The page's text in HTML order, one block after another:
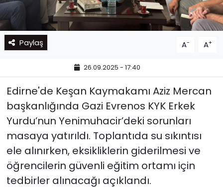
Paylaş A- A+
26.09.2025 - 17:40
Edirne'de Keşan Kaymakamı Aziz Mercan
başkanlığında Gazi Evrenos KYK Erkek
Yurdu’nun Yenimuhacir’deki sorunları
masaya yatırıldı. Toplantıda su sıkıntısı
ele alınırken, eksikliklerin giderilmesi ve
öğrencilerin güvenli eğitim ortamı için
tedbirler alınacağı açıklandı.